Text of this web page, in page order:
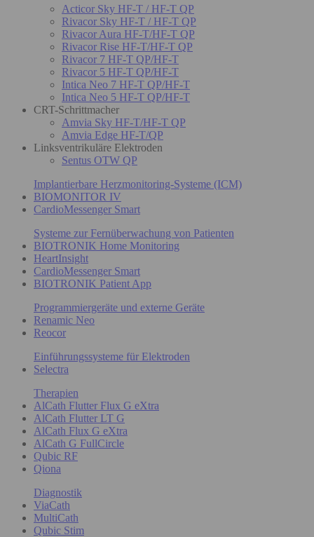
Acticor Sky HF-T / HF-T QP
Rivacor Sky HF-T / HF-T QP
Rivacor Aura HF-T/HF-T QP
Rivacor Rise HF-T/HF-T QP
Rivacor 7 HF-T QP/HF-T
Rivacor 5 HF-T QP/HF-T
Intica Neo 7 HF-T QP/HF-T
Intica Neo 5 HF-T QP/HF-T
CRT-Schrittmacher
Amvia Sky HF-T/HF-T QP
Amvia Edge HF-T/QP
Linksventrikuläre Elektroden
Sentus OTW QP
Implantierbare Herzmonitoring-Systeme (ICM)
BIOMONITOR IV
CardioMessenger Smart
Systeme zur Fernüberwachung von Patienten
BIOTRONIK Home Monitoring
HeartInsight
CardioMessenger Smart
BIOTRONIK Patient App
Programmiergeräte und externe Geräte
Renamic Neo
Reocor
Einführungssysteme für Elektroden
Selectra
Therapien
AlCath Flutter Flux G eXtra
AlCath Flutter LT G
AlCath Flux G eXtra
AlCath G FullCircle
Qubic RF
Qiona
Diagnostik
ViaCath
MultiCath
Qubic Stim